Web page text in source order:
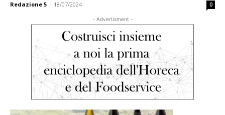
Redazione 5 - 18/07/2024 0
- Advertisment -